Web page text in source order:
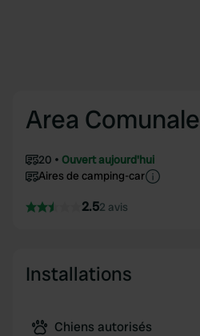
Area Comunale
20
Ouvert aujourd'hui
Aires de camping-car
2.52 avis
Installations
Chiens autorisés